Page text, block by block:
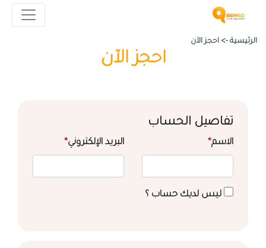
الرئيسية -> احجز الآن
احجز الآن
تفاصيل الحساب
الاسم* البريد الإلكتروني*
ليس لديك حساب ؟